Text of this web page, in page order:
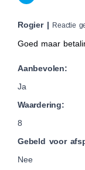
Rogier | Reactie
Goed maar
Aanbevolen:
Ja
Waardering:
8
Gebeld voor
Nee